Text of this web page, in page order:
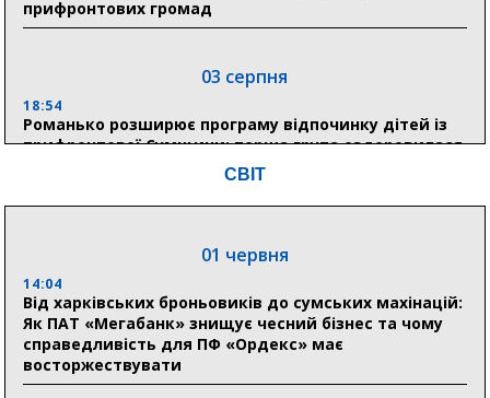
прифронтових громад
03 серпня
18:54
Романько розширює програму відпочинку дітей із
прифронтової Сумщини: перша група оздоровилася
18:30
відновлення житла майже на 6,6 млн грн
31 липня
21:01
До 19 400 гривень на паливо: Пенсійний фонд
Сумщини пояснив, як отримати допомогу на зиму
СВІТ
01 червня
14:04
Від харківських броньовиків до сумських махінацій:
Як ПАТ «Мегабанк» знищує чесний бізнес та чому
справедливість для ПФ «Ордекс» має
восторжествувати